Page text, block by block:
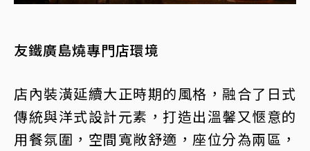
友鐵廣島燒專門店環境
店內裝潢延續大正時期的風格，融合了日式
傳統與洋式設計元素，打造出溫馨又愜意的
用餐氛圍，空間寬敞舒適，座位分為兩區，